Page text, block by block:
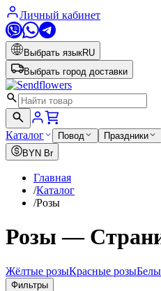
Личный кабинет
Выбрать языкRU
Выбрать город доставки
Каталог Повод Праздники
BYN Br
Главная
/Каталог
/Розы
Розы —
Жёлтые розыКрасные розы
Фильтры